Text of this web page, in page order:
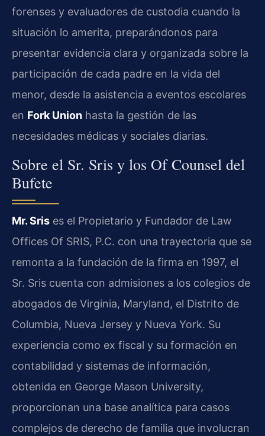
forenses y evaluadores de custodia cuando la
situación lo amerita, preparándonos para
presentar evidencia clara y organizada sobre la
participación de cada padre en la vida del
menor, desde la asistencia a eventos escolares
en Fork Union hasta la gestión de las
necesidades médicas y sociales diarias.
Sobre el Sr. Sris y los Of Counsel del
Bufete
Mr. Sris es el Propietario y Fundador de Law
Offices Of SRIS, P.C. con una trayectoria que se
remonta a la fundación de la firma en 1997, el
Sr. Sris cuenta con admisiones a los colegios de
abogados de Virginia, Maryland, el Distrito de
Columbia, Nueva Jersey y Nueva York. Su
experiencia como ex fiscal y su formación en
contabilidad y sistemas de información,
obtenida en George Mason University,
proporcionan una base analítica para casos
complejos de derecho de familia que involucran